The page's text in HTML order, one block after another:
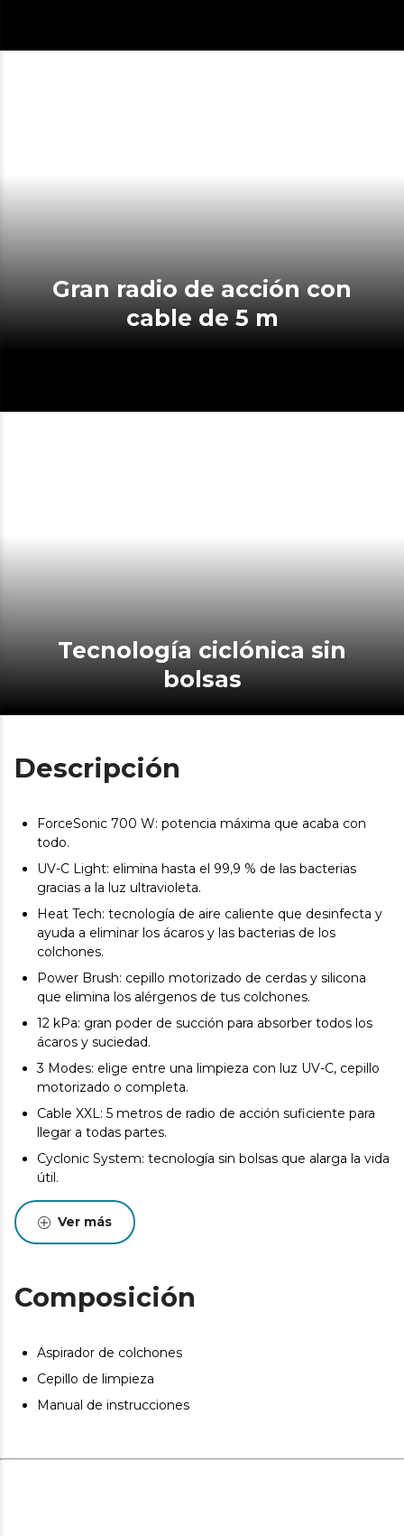
Gran radio de acción con
cable de 5 m
Tecnología ciclónica sin
bolsas
Descripción
ForceSonic 700 W: potencia máxima que acaba con
todo.
UV-C Light: elimina hasta el 99,9 % de las bacterias
gracias a la luz ultravioleta.
Heat Tech: tecnología de aire caliente que desinfecta y
ayuda a eliminar los ácaros y las bacterias de los
colchones.
Power Brush: cepillo motorizado de cerdas y silicona
que elimina los alérgenos de tus colchones.
12 kPa: gran poder de succión para absorber todos los
ácaros y suciedad.
3 Modes: elige entre una limpieza con luz UV-C, cepillo
motorizado o completa.
Cable XXL: 5 metros de radio de acción suficiente para
llegar a todas partes.
Cyclonic System: tecnología sin bolsas que alarga la vida
útil.
Ver más
Composición
Aspirador de colchones
Cepillo de limpieza
Manual de instrucciones